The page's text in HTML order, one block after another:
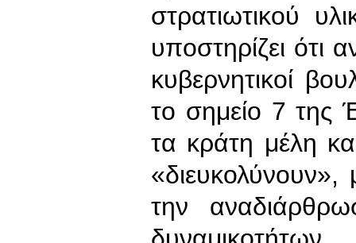
στρατιωτικού
υποστηρίζει ότι
κυβερνητικοί
το σημείο 7 της
τα κράτη μέλη
την